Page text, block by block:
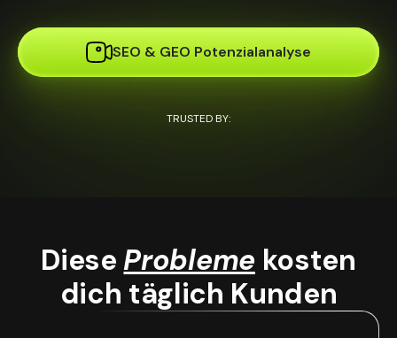
SEO & GEO Potenzialanalyse
TRUSTED BY:
DieseProbleme kosten
dich täglich Kunden